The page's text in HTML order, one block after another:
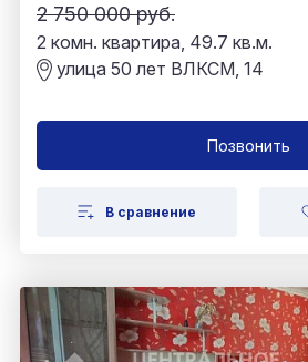
2 750 000 руб.
2 комн. квартира, 49.7 кв.м.
улица 50 лет ВЛКСМ, 14
Позвонить
В сравнение